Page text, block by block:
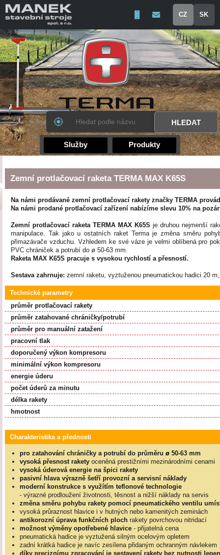
CZ SK
Služby Produkty
Zemní protlačovací raketa TERMA MAX K65S
Na námi prodávané zemní protlačovací rakety značky TERMA
Na námi prodané protlačovací zařízení nabízíme slevu 10% na
Zemní protlačovací raketa TERMA MAX K65S je druhou nejmenší
manipulace. Tak jako u ostatních raket Terma je změna směru
přimazávače vzduchu. Vzhledem ke své váze je velmi oblíbená pro
PVC chrániček a potrubí do ø 50-63 mm.
Raketa MAX K65S pracuje s vysokou rychlostí a přesností.
Sestava zahrnuje: zemní raketu, vyztuženou pneumatickou hadici 20
Technické parametry
průměr protlačovací rakety
průměr zatahované chráničky/potrubí
průměr pro manuální zatažení
pracovní tlak
doporučený výkon kompresoru
minimální výkon kompresoru
energie úderu
počet úderů za minutu
délka rakety
hmotnost
Charakteristika a přednosti
pro zatahování chráničky a potrubí do průměru ø 50-63 mm
vysoká přesnost rakety oceněná prestižními mezinárodními cenami
vysoká úderová energie na špici rakety
pasivní hlava výrazně šetří provozní a servisní náklady
moderní konstrukce s využítím teflonové technologie
- výrazné prodloužení životnosti, těsnost a nižší náklady na servis
změna směru pohybu rakety pomocí pneumatického ventilu
vysoká průraznost hlavice i v hutných nebo kamenitých zeminách
antikorozní úprava funkčních ploch rakety povrchovou nitridací
možnost výměny opotřebené hlavice - přijatelná cena
pneumatická hadice je vyztužená silným ocelovým opletem
zadní krátká hadice je navíc zesílena přidaným ochranným návlekem
díky preciznímu zpracování je sestavení rakety bez nutnosti